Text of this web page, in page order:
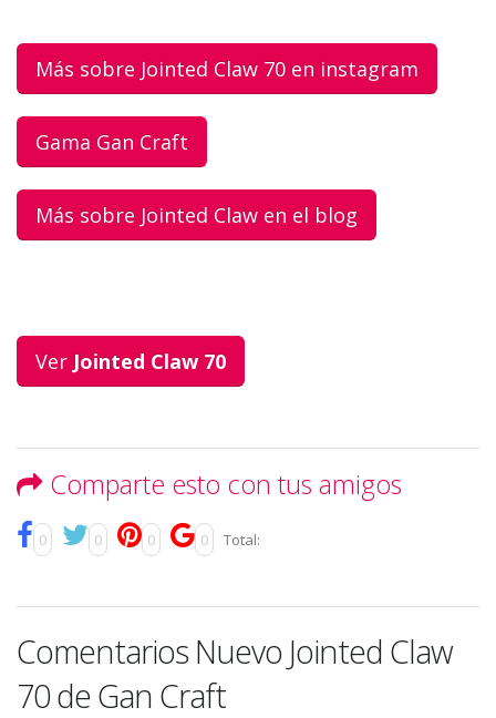
Más sobre Jointed Claw 70 en instagram
Gama Gan Craft
Más sobre Jointed Claw en el blog
Ver Jointed Claw 70
Comparte esto con tus amigos
0 0 0 0 Total:
Comentarios Nuevo Jointed Claw
70 de Gan Craft